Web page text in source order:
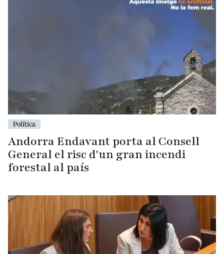
Política
Andorra Endavant porta al Consell
General el risc d'un gran incendi
forestal al país